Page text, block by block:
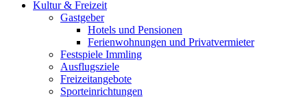
Kultur & Freizeit
Gastgeber
Hotels und Pensionen
Ferienwohnungen und Privatvermieter
Festspiele Immling
Ausflugsziele
Freizeitangebote
Sporteinrichtungen